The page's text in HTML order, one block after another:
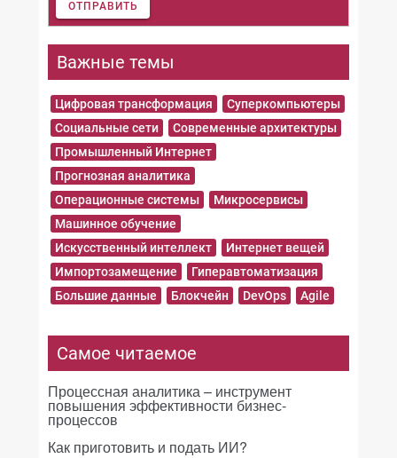
ОТПРАВИТЬ
Важные темы
Цифровая трансформация
Суперкомпьютеры
Социальные сети
Современные архитектуры
Промышленный Интернет
Прогнозная аналитика
Операционные системы
Микросервисы
Машинное обучение
Искусственный интеллект
Интернет вещей
Импортозамещение
Гиперавтоматизация
Большие данные
Блокчейн DevOps Agile
Самое читаемое
Процессная аналитика – инструмент
повышения эффективности бизнес-
процессов
Как приготовить и подать ИИ?